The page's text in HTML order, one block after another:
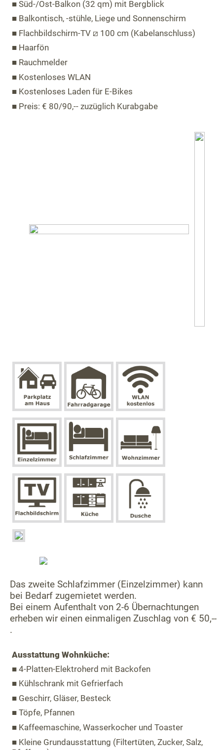
■ Süd-/Ost-Balkon (32 qm) mit Bergblick
■ Balkontisch, -stühle, Liege und Sonnenschirm
■ Flachbildschirm-TV ⧄ 100 cm (Kabelanschluss)
■ Haarfön
■ Rauchmelder
■ Kostenloses WLAN
■ Kostenloses Laden für E-Bikes
■ Preis: € 80/90,-- zuzüglich Kurabgabe
Das zweite Schlafzimmer (Einzelzimmer) kann
bei Bedarf zugemietet werden.
Bei einem Aufenthalt von 2-6 Übernachtungen
erheben wir einen einmaligen Zuschlag von € 50,--
.
Ausstattung Wohnküche:
■ 4-Platten-Elektroherd mit Backofen
■ Kühlschrank mit Gefrierfach
■ Geschirr, Gläser, Besteck
■ Töpfe, Pfannen
■ Kaffeemaschine, Wasserkocher und Toaster
■ Kleine Grundausstattung (Filtertüten, Zucker, Salz,